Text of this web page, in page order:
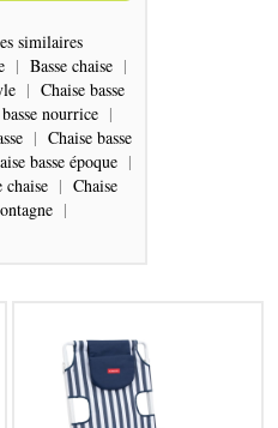
similaires
| Basse chaise |
| Chaise basse
nourrice |
| Chaise basse
basse époque |
chaise | Chaise
|